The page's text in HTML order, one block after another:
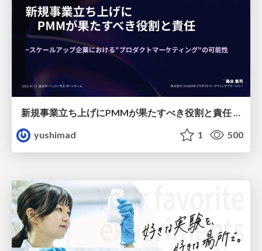
新規事業立ち上げにPMMが果たすべき役割と責任 −スケールアップ企業における"プロダクトマーケティング"の可能性
yushimad
1 500